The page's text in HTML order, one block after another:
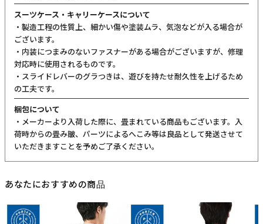
スーツケース・キャリーケースについて
・製造工程の性質上、細かい傷や塗装ムラ、気泡などが入る場合が
ございます。
・内装につまみのないファスナーがある場合がございますが、修理
対応時に使用されるものです。
・スライドレバーのグラつきは、遊びを持たせ耐久性を上げるため
の工夫です。
梱包について
・メーカーより入荷した際に、畳まれている商品もございます。入
荷時からの畳み皺、パーツによるへこみ等は良品として発送させて
いただきますことを予めご了承ください。
あなたにおすすめの商品